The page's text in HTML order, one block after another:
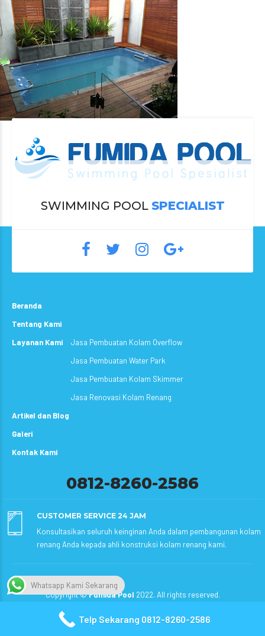
SWIMMING POOL SPECIALIST
Beranda
Tentang Kami
Layanan Kami
Jasa Pembuatan Kolam Overflow
Jasa Pembuatan Water Park
Jasa Pembuatan Kolam Skimmer
Jasa Renovasi Kolam Renang
Artikel dan Blog
Galeri
Kontak Kami
0812-8260-2586
CUSTOMER SERVICE 24 JAM
Konsultasikan seluruh keinginan Anda dalam pembangunan kolam
renang Anda kepada ahli konstruksi kolam renang kami.
Copyright ©Fumida Pool 2022. All rights reserved.
Whatsapp Kami Sekarang
Telp Sekarang 0812-8260-2586